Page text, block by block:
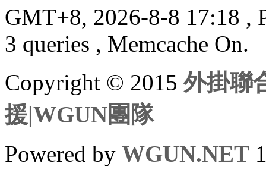
GMT+8, 2026-8-8 17:18 ,
3 queries , Memcache On.
Copyright © 2015外掛聯
援|WGUN團隊
Powered by WGUN.NET